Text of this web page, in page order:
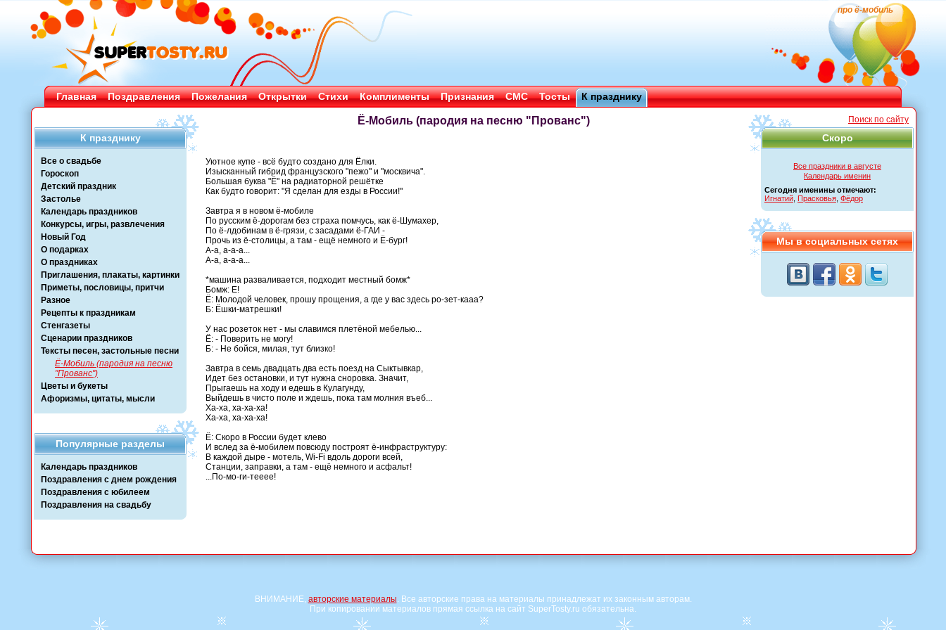
про ё-мобиль
Главная Поздравления Пожелания Открытки Стихи Комплименты Признания СМС Тосты К празднику
К празднику
Все о свадьбе
Гороскоп
Детский праздник
Застолье
Календарь праздников
Конкурсы, игры, развлечения
Новый Год
О подарках
О праздниках
Приглашения, плакаты, картинки
Приметы, пословицы, притчи
Разное
Рецепты к праздникам
Стенгазеты
Сценарии праздников
Тексты песен, застольные песни
Ё-Мобиль (пародия на песню
"Прованс")
Цветы и букеты
Афоризмы, цитаты, мысли
Популярные разделы
Календарь праздников
Поздравления с днем рождения
Поздравления с юбилеем
Поздравления на свадьбу
Поиск по сайту
Скоро
Все праздники в августе
Календарь именин
Сегодня именины отмечают:
Игнатий Прасковья Фёдор
Мы в социальных сетях
Ё-Мобиль (пародия на песню "Прованс")
Уютное купе - всё будто создано для Ёлки.
Изысканный гибрид французского "пежо" и "москвича".
Большая буква "Ё" на радиаторной решётке
Как будто говорит: "Я сделан для езды в России!"
Завтра я в новом ё-мобиле
По русским ё-дорогам без страха помчусь, как ё-Шумахер,
По ё-лдобинам в ё-грязи, с засадами ё-ГАИ -
Прочь из ё-столицы, а там - ещё немного и Ё-бург!
А-а, а-а-а...
А-а, а-а-а...
*машина разваливается, подходит местный бомж*
Бомж: Е!
Ё: Молодой человек, прошу прощения, а где у вас здесь ро-зет-кааа?
Б: Ёшки-матрешки!
У нас розеток нет - мы славимся плетёной мебелью...
Ё: - Поверить не могу!
Б: - Не бойся, милая, тут близко!
Завтра в семь двадцать два есть поезд на Сыктывкар,
Идет без остановки, и тут нужна сноровка. Значит,
Прыгаешь на ходу и едешь в Кулагунду,
Выйдешь в чисто поле и ждешь, пока там молния въеб...
Ха-ха, ха-ха-ха!
Ха-ха, ха-ха-ха!
Ё: Скоро в России будет клево
И вслед за ё-мобилем повсюду построят ё-инфраструктуру:
В каждой дыре - мотель, Wi-Fi вдоль дороги всей,
Станции, заправки, а там - ещё немного и асфальт!
...По-мо-ги-тееее!
ВНИМАНИЕ, авторские материалы. Все авторские права на материалы принадлежат их законным авторам.
При копировании материалов прямая ссылка на сайт SuperTosty.ru обязательна.